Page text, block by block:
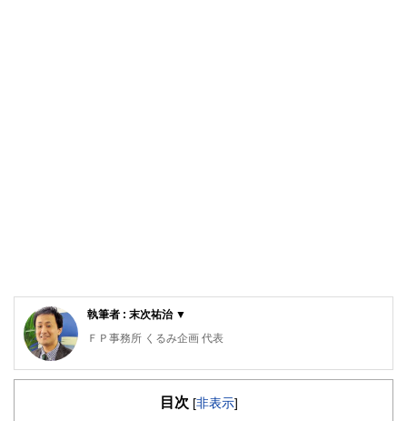
執筆者 : 末次祐治 ▼
ＦＰ事務所 くるみ企画 代表
確定拠出年金相談ねっと認定FP、2級ファイナンシャル・プ
（確定拠出年金）。
目次 [非表示]